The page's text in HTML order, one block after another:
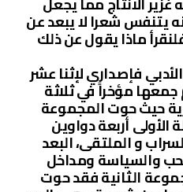
يتنفس شعرا لا يبعد عن
ماذا يقول عن ذلك
فإصداري لإثنا عشر
جمعها مؤخراً في ثلاثة
حيث حوت المجموعة
الأولى أربعة دواوين
و الملتقى، البعد
والسياسة ومداخل
الثانية فقد حوت